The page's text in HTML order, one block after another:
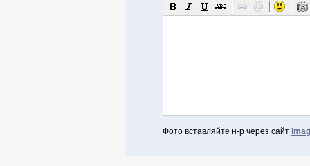
Фото вставляйте н-р через сайт